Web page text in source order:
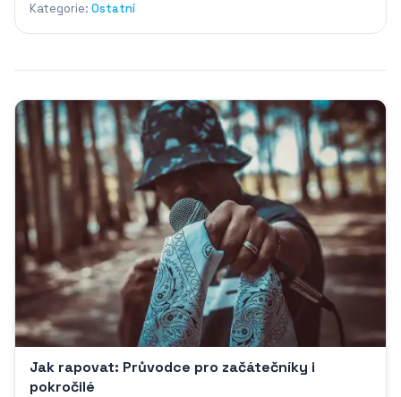
Kategorie: Ostatní
Jak rapovat: Průvodce pro začátečníky i
pokročilé